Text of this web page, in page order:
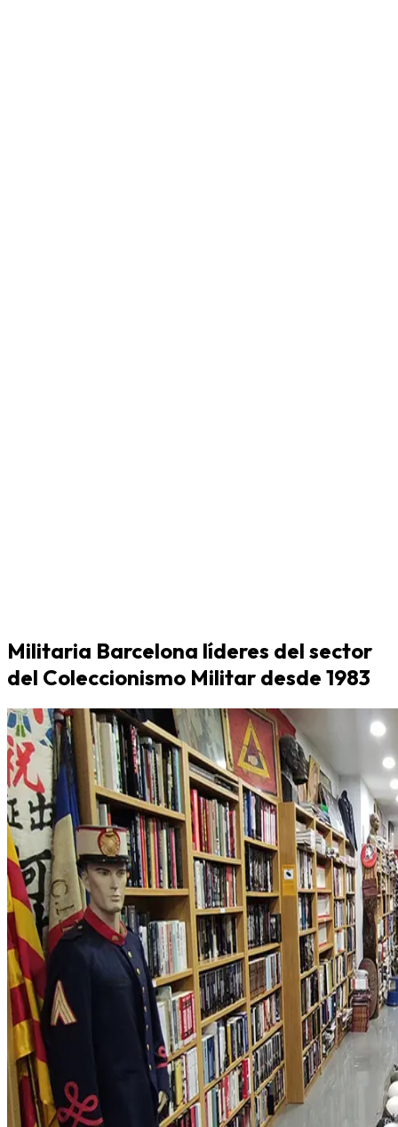
Militaria Barcelona líderes del sector
del Coleccionismo Militar desde 1983